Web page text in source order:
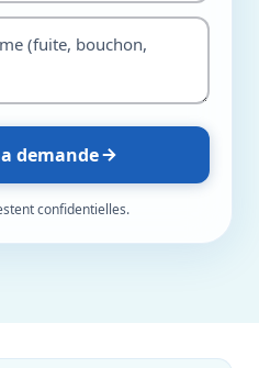
demande
confidentielles.